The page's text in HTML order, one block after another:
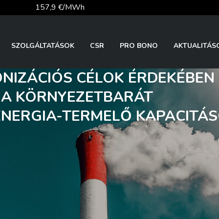
157,9 €/MWh
81,9 €/t
26 140,13
363,03 Ft
SZOLGÁLTATÁSOK CSR PRO BONO
CÉLOK
KÖRNYEZETBARÁT
TERMELŐ